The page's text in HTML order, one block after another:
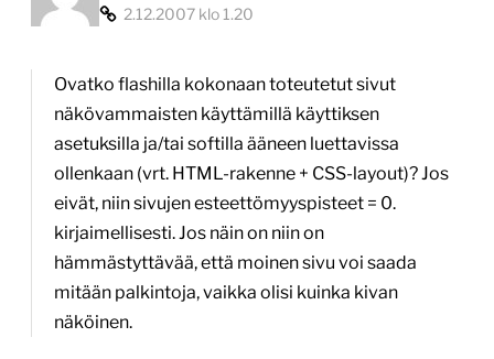
2.12.2007 klo 1.20
Ovatko flashilla kokonaan toteutetut sivut
näkövammaisten käyttämillä käyttiksen
asetuksilla ja/tai softilla ääneen luettavissa
ollenkaan (vrt. HTML-rakenne + CSS-layout)? Jos
eivät, niin sivujen esteettömyyspisteet = 0.
kirjaimellisesti. Jos näin on niin on
hämmästyttävää, että moinen sivu voi saada
mitään palkintoja, vaikka olisi kuinka kivan
näköinen.